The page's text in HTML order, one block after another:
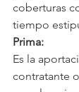
coberturas
tiempo
Prima:
Es la
contratante